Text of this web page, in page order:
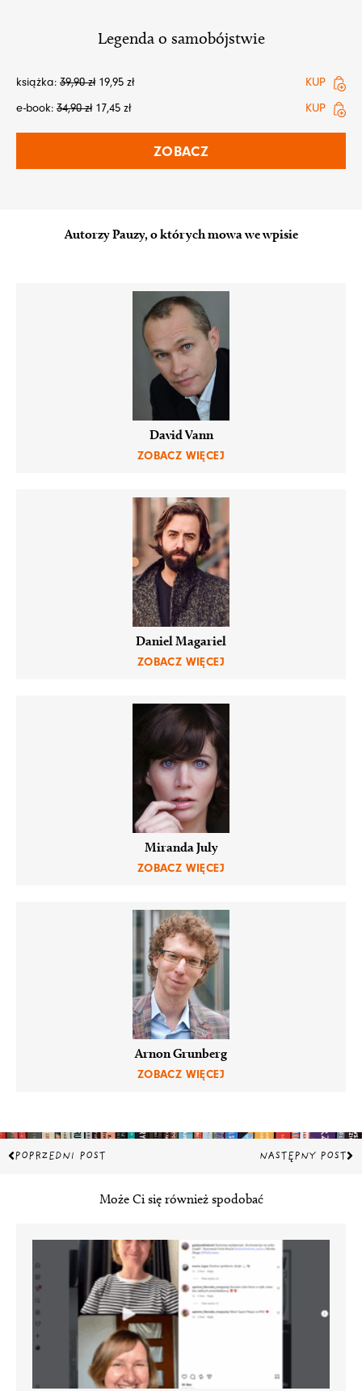
Legenda o samobójstwie
książka: 39,90zł 19,95 zł
KUP
e-book: 34,90zł 17,45 zł KUP
ZOBACZ
Autorzy Pauzy, o których mowa we wpisie
David Vann
ZOBACZ WIĘCEJ
Daniel Magariel
ZOBACZ WIĘCEJ
Miranda July
ZOBACZ WIĘCEJ
Arnon Grunberg
ZOBACZ WIĘCEJ
Prev
POPRZEDNI POST NASTĘPNY POST
Może Ci się również spodobać